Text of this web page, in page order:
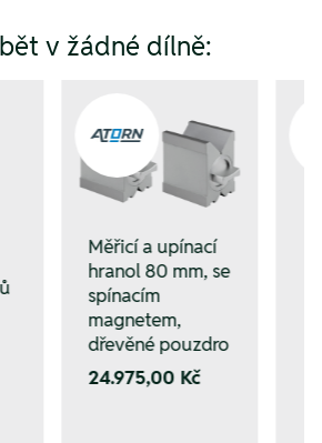
v žádné dílně:
Měřicí a upínací
hranol 80 mm, se
spínacím
magnetem,
dřevěné pouzdro
24.975,00 Kč